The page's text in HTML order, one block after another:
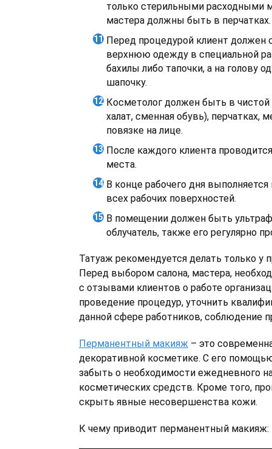
только стерильными расходными
мастера должны быть в перчатках.
Перед процедурой клиент должен
верхнюю одежду в специальной
бахилы либо тапочки, а на голову
шапочку.
Косметолог должен быть в
халат, сменная обувь), перчатках,
повязке на лице.
После каждого клиента
места.
В конце рабочего дня
всех рабочих поверхностей.
В помещении должен быть
облучатель, также его регулярно
Татуаж рекомендуется делать только у
Перед выбором салона, мастера,
с отзывами клиентов о работе
проведение процедур, уточнить
данной сфере работников, соблюдение
Перманентный макияж – это
декоративной косметике. С его
забыть о необходимости ежедневного
косметических средств. Кроме того,
скрыть явные несовершенства кожи.
К чему приводит перманентный макияж: